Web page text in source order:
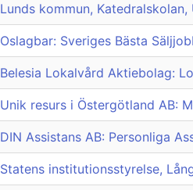
Lunds kommun,
Oslagbar: Sveriges Bästa
Belesia Lokalvård Aktiebolag:
Unik resurs i Östergötland AB:
DIN Assistans AB: Personliga
Statens institutionsstyrelse,